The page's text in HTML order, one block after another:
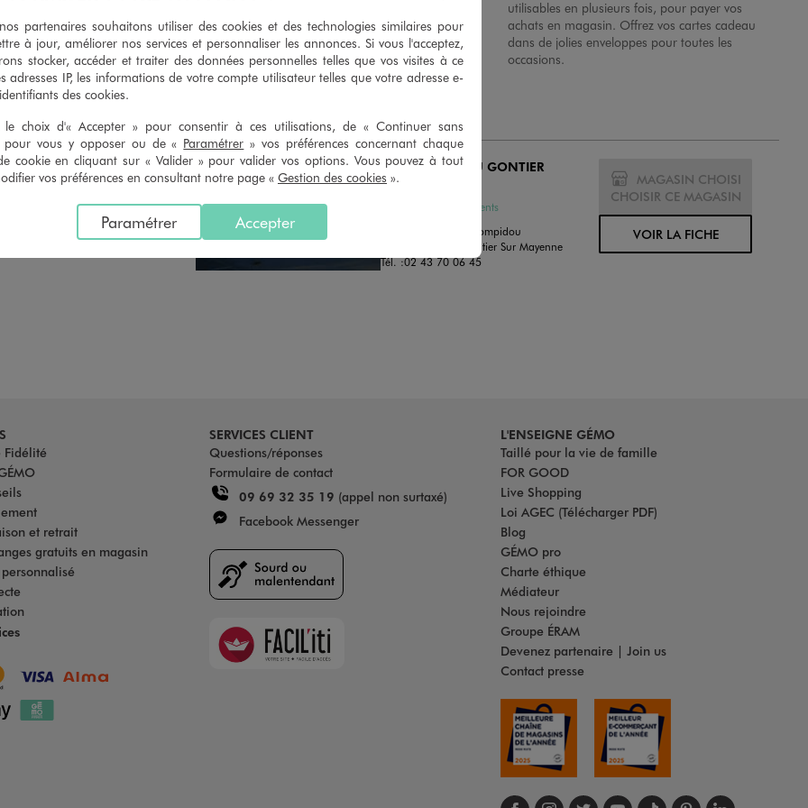
utilisables en plusieurs fois, pour payer vos
achats en magasin. Offrez vos cartes cadeau
dans de jolies enveloppes pour toutes les
occasions.
MAGASIN CHOISI
VOIR LA FICHE
Distance :
27.9 Km GEMO CHATEAU GONTIER
FERMÉ
Chaussures et Vêtements
8 Avenue Georges Pompidou
53200 Chateau Gontier Sur Mayenne
Tél. :02 43 70 06 45
MAGASIN CHOISI
CHOISIR CE MAGASIN
VOIR LA FICHE
Fidélité
et retrait
gratuits en magasin
SERVICES CLIENT
Questions/réponses
Formulaire de contact
09 69 32 35 19 (appel non surtaxé)
Facebook Messenger
Faciliti
L'ENSEIGNE GÉMO
Taillé pour la vie de famille
FOR GOOD
Live Shopping
Loi AGEC (Télécharger PDF)
Blog
GÉMO pro
Charte éthique
Médiateur
Nous rejoindre
Groupe ÉRAM
Devenez partenaire | Join us
Contact presse
partenaires souhaitons utiliser des cookies et des technologies similaires pour
à jour, améliorer nos services et personnaliser les annonces. Si vous l'acceptez,
stocker, accéder et traiter des données personnelles telles que vos visites à ce
adresses IP, les informations de votre compte utilisateur telles que votre adresse e-
des cookies.
le choix d'« Accepter » pour consentir à ces utilisations, de « Continuer sans
pour vous y opposer ou de « Paramétrer » vos préférences concernant chaque
cookie en cliquant sur « Valider » pour valider vos options. Vous pouvez à tout
vos préférences en consultant notre page « Gestion des cookies ».
Accepter
Paramétrer